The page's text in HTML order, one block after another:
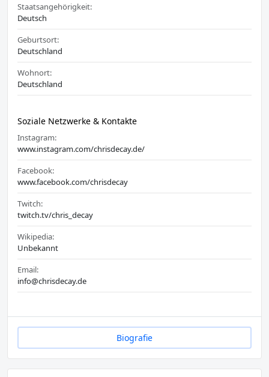
Staatsangehörigkeit:
Deutsch
Geburtsort:
Deutschland
Wohnort:
Deutschland
Soziale Netzwerke & Kontakte
Instagram:
www.instagram.com/chrisdecay.de/
Facebook:
www.facebook.com/chrisdecay
Twitch:
twitch.tv/chris_decay
Wikipedia:
Unbekannt
Email:
info@chrisdecay.de
Biografie